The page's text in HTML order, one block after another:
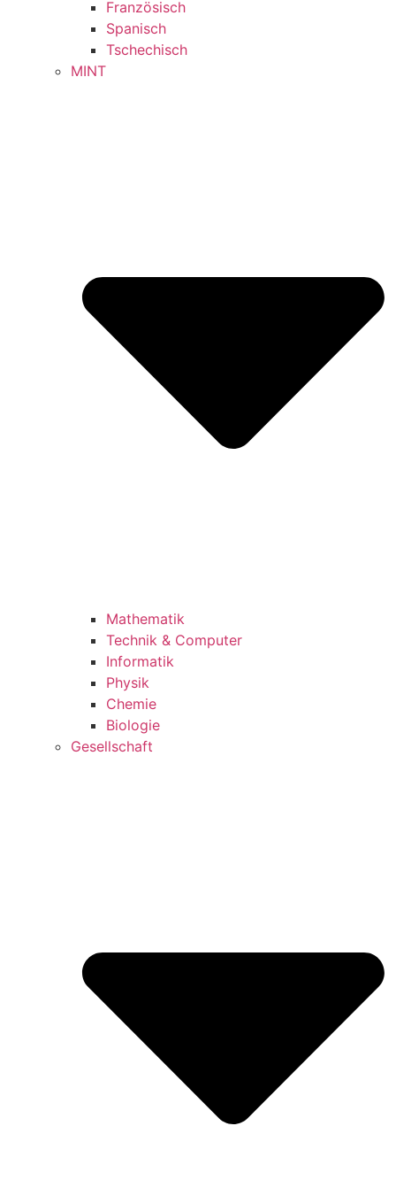
Französisch
Spanisch
Tschechisch
MINT
Mathematik
Technik & Computer
Informatik
Physik
Chemie
Biologie
Gesellschaft